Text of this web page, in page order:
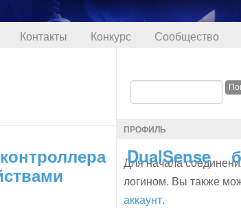
Контакты Конкурс Сообщество
DualSense
ПРОФИЛЬ
Для начала
логином. Вы также
аккаунт.